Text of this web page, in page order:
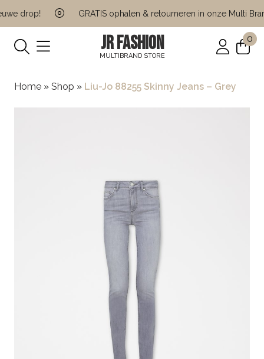
drop! GRATIS ophalen & retourneren in onze Multi
JR FASHION
MULTIBRAND STORE
0
Home » Shop » Liu-Jo 88255 Skinny Jeans – Grey